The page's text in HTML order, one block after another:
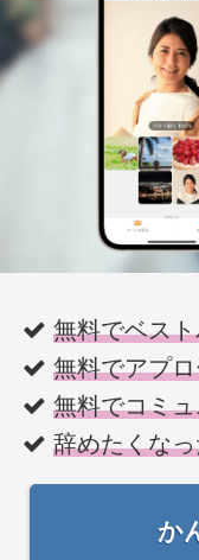
無料でベス
無料でアプ
無料でコミ
辞めたくな
か